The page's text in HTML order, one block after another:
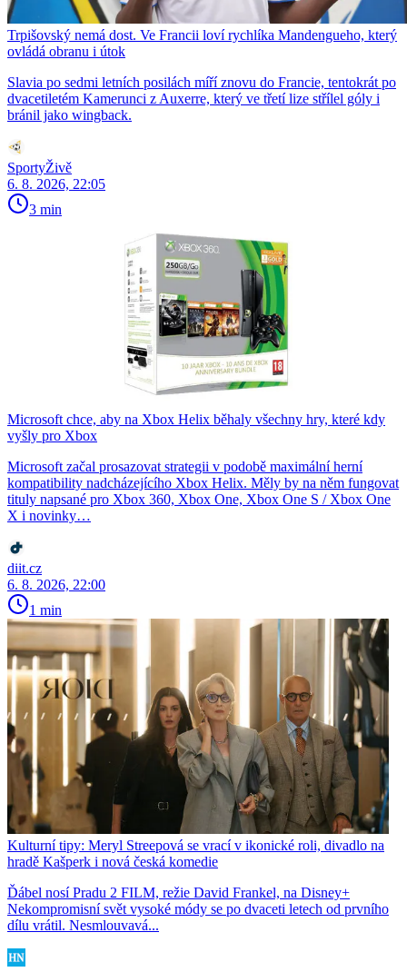
Trpišovský nemá dost. Ve Francii loví rychlíka Mandengueho, který
ovládá obranu i útok
Slavia po sedmi letních posilách míří znovu do Francie, tentokrát po
dvacetiletém Kamerunci z Auxerre, který ve třetí lize střílel góly i
bránil jako wingback.
SportyŽivě
6. 8. 2026, 22:05
3 min
Microsoft chce, aby na Xbox Helix běhaly všechny hry, které kdy
vyšly pro Xbox
Microsoft začal prosazovat strategii v podobě maximální herní
kompatibility nadcházejícího Xbox Helix. Měly by na něm fungovat
tituly napsané pro Xbox 360, Xbox One, Xbox One S / Xbox One
X i novinky…
diit.cz
6. 8. 2026, 22:00
1 min
Kulturní tipy: Meryl Streepová se vrací v ikonické roli, divadlo na
hradě Kašperk i nová česká komedie
Ďábel nosí Pradu 2 FILM, režie David Frankel, na Disney+
Nekompromisní svět vysoké módy se po dvaceti letech od prvního
dílu vrátil. Nesmlouvavá...